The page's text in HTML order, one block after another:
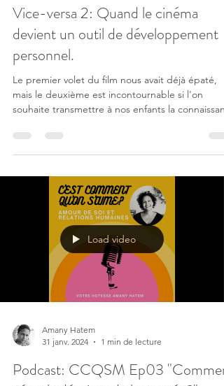
24 juin 2024
2 min de lecture
Vice-versa 2: Quand le cinéma
devient un outil de développement
personnel.
Le premier volet du film nous avait déjà épaté,
souhaite transmettre à nos enfants la
de soi.
Load video